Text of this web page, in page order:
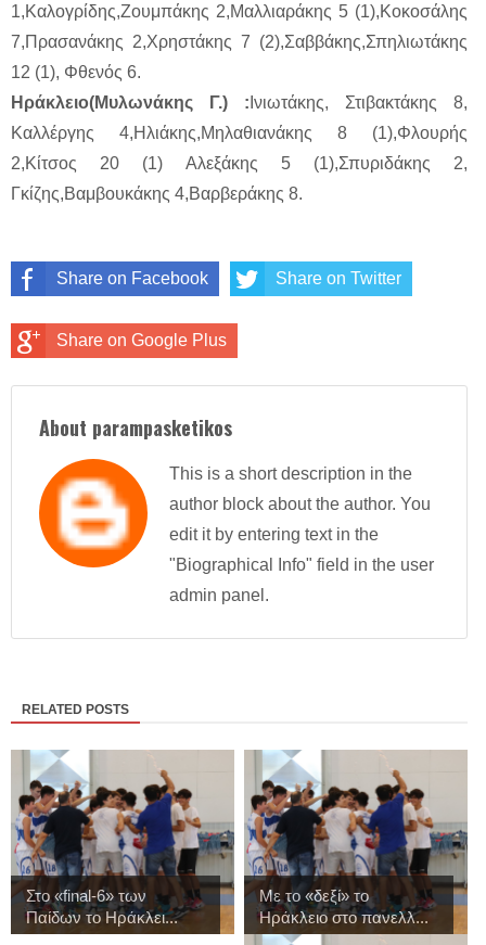
1,Καλογρίδης,Ζουμπάκης 2,Μαλλιαράκης 5 (1),Κοκοσάλης
7,Πρασανάκης 2,Χρηστάκης 7 (2),Σαββάκης,Σπηλιωτάκης
12 (1), Φθενός 6.
Ηράκλειο(Μυλωνάκης Γ.) : Ινιωτάκης, Στιβακτάκης 8,
Καλλέργης 4,Ηλιάκης,Μηλαθιανάκης 8 (1),Φλουρής
2,Κίτσος 20 (1) Αλεξάκης 5 (1),Σπυριδάκης 2,
Γκίζης,Βαμβουκάκης 4,Βαρβεράκης 8.
Share on Facebook Share on Twitter
Share on Google Plus
About parampasketikos
This is a short description in the
author block about the author. You
edit it by entering text in the
"Biographical Info" field in the user
admin panel.
RELATED POSTS
Στo «final-6» των
Παίδων το Ηράκλει...
Με το «δεξί» το
Ηράκλειο στο πανελλ...